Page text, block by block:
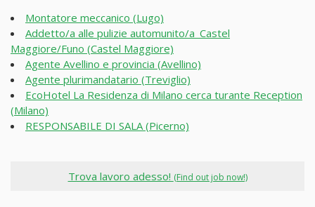
Montatore meccanico (Lugo)
Addetto/a alle pulizie automunito/a_Castel
Maggiore/Funo (Castel Maggiore)
Agente Avellino e provincia (Avellino)
Agente plurimandatario (Treviglio)
EcoHotel La Residenza di Milano cerca turante Reception
(Milano)
RESPONSABILE DI SALA (Picerno)
Trova lavoro adesso! (Find out job now!)